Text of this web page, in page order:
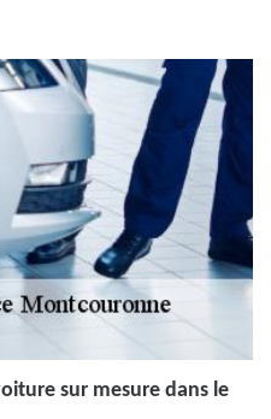
sur mesure dans le